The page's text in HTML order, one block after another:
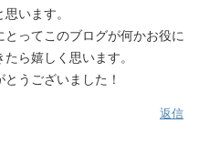
います。
とってこのブログが何かお役に
ら嬉しく思います。
うございました！
返信